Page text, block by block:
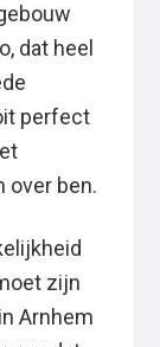
dat heel
perfect
over ben.
zijn
Arnhem